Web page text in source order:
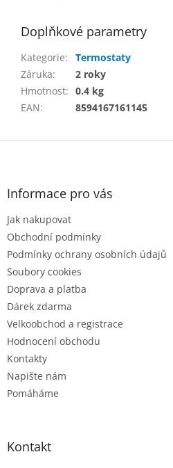
Doplňkové parametry
Kategorie:
Termostaty
Záruka:
2 roky
Hmotnost: 0.4 kg
EAN: 8594167161145
Z
Informace pro vás
Jak nakupovat
Obchodní podmínky
Podmínky ochrany osobních údajů
Soubory cookies
Doprava a platba
Dárek zdarma
Velkoobchod a registrace
Hodnocení obchodu
Kontakty
Napište nám
Pomáháme
Kontakt